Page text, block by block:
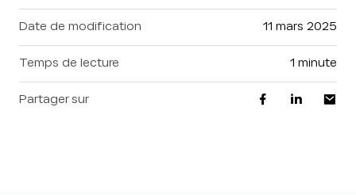
Date de modification 11 mars 2025
Temps de lecture 1 minute
Partager sur